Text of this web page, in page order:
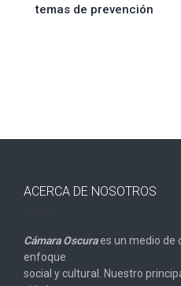
entradas
temas de prevención
ACERCA DE NOSOTROS
Cámara Oscuraes un medio de
enfoque
social y cultural. Nuestro